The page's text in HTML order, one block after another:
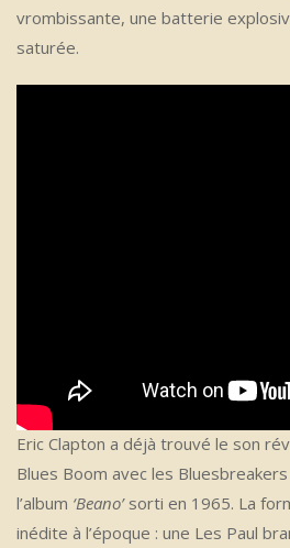
vrombissante, une batterie
saturée.
Eric Clapton a déjà trouvé le son
Blues Boom avec les
l’album ‘Beano’sorti en 1965. La
inédite à l’époque : une Les Paul